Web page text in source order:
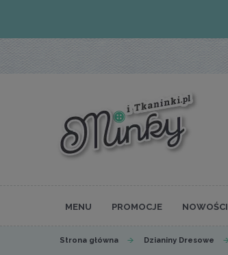
MENU PROMOCJE NOWOŚCI
Strona główna Dzianiny Dresowe